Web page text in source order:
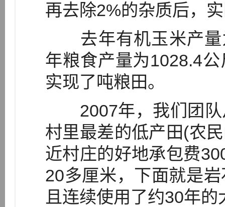
再去除2%的杂质后，
去年有机玉米产量
年粮食产量为1028.4
实现了吨粮田。
2007年，我们团队
村里最差的低产田(农
近村庄的好地承包费
20多厘米，下面就是
且连续使用了约30年